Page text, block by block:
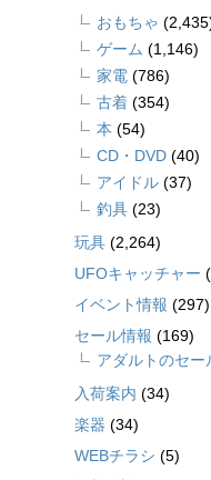
おもちゃ
ゲーム (1,146)
家電 (786)
古着 (354)
本 (54)
CD・DVD (40)
アイドル (37)
釣具 (23)
玩具 (2,264)
UFOキャッチャー
イベント情報 (297)
セール情報 (169)
アダルトのセー
入荷案内 (34)
楽器 (34)
WEBチラシ (5)